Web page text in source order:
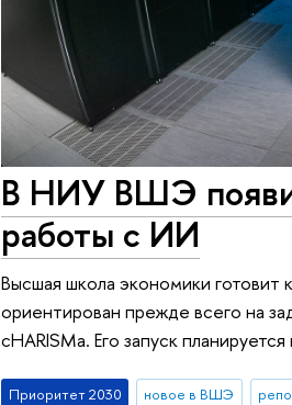
В НИУ ВШЭ
работы с ИИ
Высшая школа экономики готовит
ориентирован прежде всего на
cHARISMa. Его запуск
Приоритет 2030 новое в ВШЭ